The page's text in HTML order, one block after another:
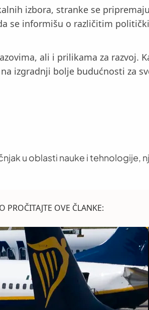
izbora, stranke se
se informišu o različitim
ali i prilikama za razvoj.
izgradnji bolje budućnosti za
u oblasti nauke i tehnologije,
PROČITAJTE OVE ČLANKE: